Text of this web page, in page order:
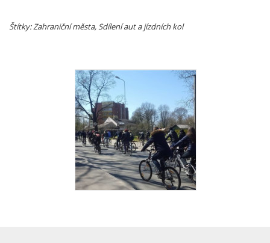
Štítky: Zahraniční města, Sdílení aut a jízdních kol